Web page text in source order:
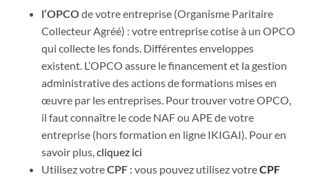
l’OPCOde votre entreprise (Organisme Paritaire
Collecteur Agréé) : votre entreprise cotise à un OPCO
qui collecte les fonds. Différentes enveloppes
existent. L’OPCO assure le financement et la gestion
administrative des actions de formations mises en
œuvre par les entreprises. Pour trouver votre OPCO,
il faut connaître le code NAF ou APE de votre
entreprise (hors formation en ligne IKIGAI). Pour en
savoir plus,cliquez ici
Utilisez votreCPF: vous pouvez utilisez votreCPF